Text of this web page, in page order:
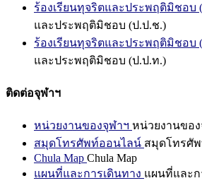
ร้องเรียนทุจริตและประพฤติมิชอบ
และประพฤติมิชอบ (ป.ป.ช.)
ร้องเรียนทุจริตและประพฤติมิชอบ
และประพฤติมิชอบ (ป.ป.ท.)
ติดต่อจุฬาฯ
หน่วยงานของจุฬาฯ หน่วยงานขอ
สมุดโทรศัพท์ออนไลน์ สมุดโทรศั
Chula Map Chula Map
แผนที่และการเดินทาง แผนที่และก